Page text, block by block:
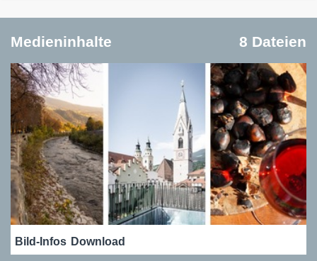
Medieninhalte 8 Dateien
Bild-Infos Download